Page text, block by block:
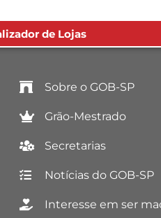
de Lojas
Sobre o GOB-SP
Grão-Mestrado
Secretarias
Notícias do GOB-SP
Interesse em ser